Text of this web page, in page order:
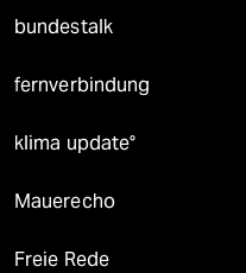
bundestalk
fernverbindung
klima update°
Mauerecho
Freie Rede